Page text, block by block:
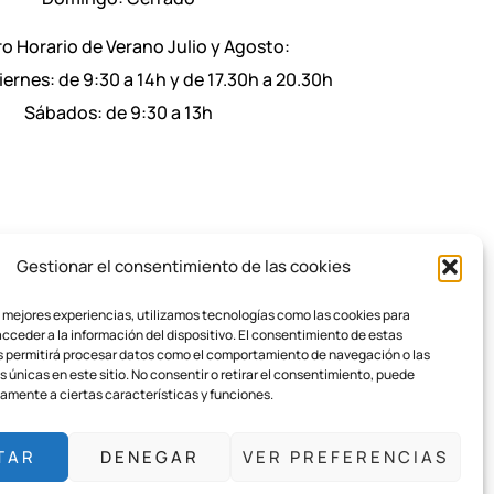
Gestionar el consentimiento de las cookies
experiencias, utilizamos tecnologías como las cookies para
a la información del dispositivo. El consentimiento de estas
procesar datos como el comportamiento de navegación o las
únicas en este sitio. No consentir o retirar el consentimiento, puede
a ciertas características y funciones.
DENEGAR VER PREFERENCIAS
Horario de Verano Julio y Agosto:
de 9:30 a 14h y de 17.30h a 20.30h
Sábados: de 9:30 a 13h
legal Política de cookies